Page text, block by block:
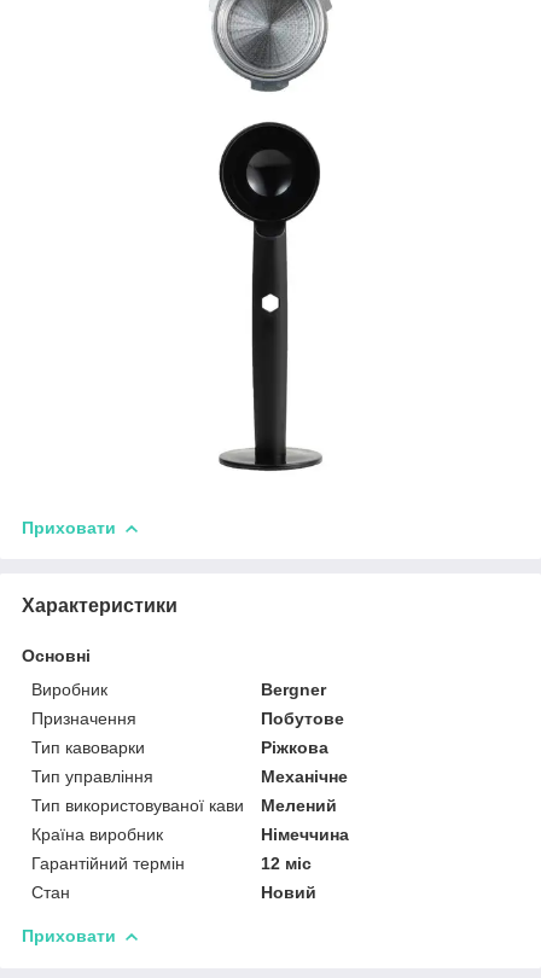
Приховати
Характеристики
Основні
Виробник
Bergner
Призначення
Побутове
Тип кавоварки
Ріжкова
Тип управління
Механічне
Тип використовуваної кави
Мелений
Країна виробник
Німеччина
Гарантійний термін
12 міс
Стан
Новий
Приховати